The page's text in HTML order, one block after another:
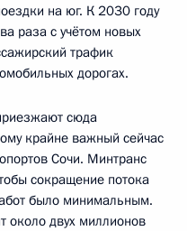
на юг. К 2030 году
раза с учётом новых
трафик
дорогах.
сюда
крайне важный сейчас
Сочи. Минтранс
сокращение потока
было минимальным.
около двух миллионов